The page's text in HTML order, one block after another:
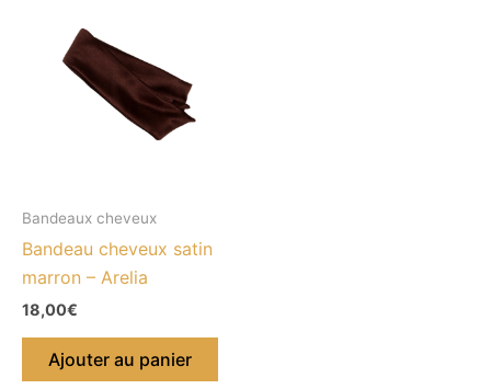
Bandeaux cheveux
Bandeau cheveux satin
marron – Arelia
18,00€
Ajouter au panier